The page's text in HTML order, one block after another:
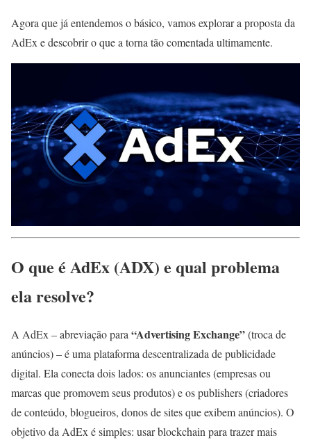
Agora que já entendemos o básico, vamos explorar a proposta da
AdEx e descobrir o que a torna tão comentada ultimamente.
O que é AdEx (ADX) e qual problema
ela resolve?
A AdEx – abreviação para “Advertising Exchange”(troca de
anúncios) – é uma plataforma descentralizada de publicidade
digital. Ela conecta dois lados: os anunciantes (empresas ou
marcas que promovem seus produtos) e os publishers (criadores
de conteúdo, blogueiros, donos de sites que exibem anúncios). O
objetivo da AdEx é simples: usar blockchain para trazer mais